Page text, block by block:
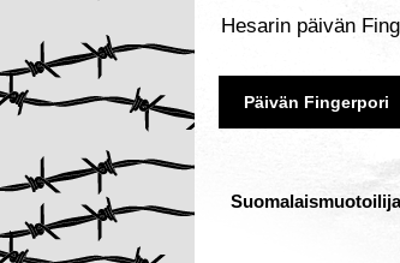
Hesarin päivän
Päivän Fingerpori